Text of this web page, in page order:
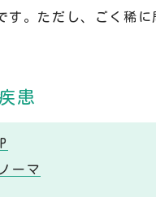
す。ただし、ごく稀に
患
ーマ